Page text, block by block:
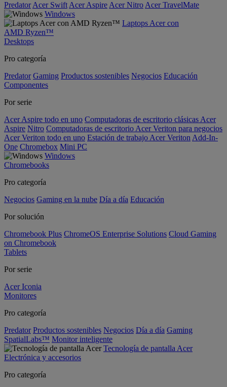
Predator Acer Swift Acer Aspire Acer Nitro Acer TravelMate
Windows
Laptops Acer con
AMD Ryzen™
Desktops
Pro categoría
Predator Gaming Productos sostenibles Negocios Educación
Componentes
Por serie
Acer Aspire todo en uno Computadoras de escritorio clásicas Acer
Aspire Nitro Computadoras de escritorio Acer Veriton para negocios
Acer Veriton todo en uno Estación de trabajo Acer Veriton Add-In-
One Chromebox Mini PC
Windows
Chromebooks
Pro categoría
Negocios Gaming en la nube Día a día Educación
Por solución
Chromebook Plus ChromeOS Enterprise Solutions Cloud Gaming
on Chromebook
Tablets
Por serie
Acer Iconia
Monitores
Pro categoría
Predator Productos sostenibles Negocios Día a día Gaming
SpatialLabs™ Monitor inteligente
Tecnología de pantalla Acer
Electrónica y accesorios
Pro categoría